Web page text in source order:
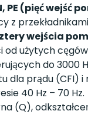
PE (pięć wejść
z
wejścia
od użytych
do 3000
dla prądu (CFI) i
40 Hz – 70 Hz.
(Q),